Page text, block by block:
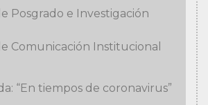
Posgrado e Investigación
Comunicación Institucional
“En tiempos de coronavirus”